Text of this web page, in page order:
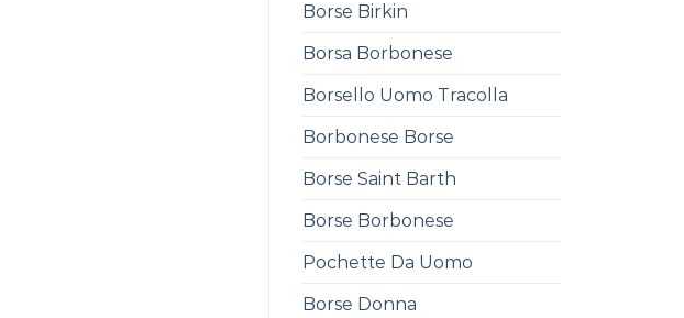
Borse Birkin
Borsa Borbonese
Borsello Uomo Tracolla
Borbonese Borse
Borse Saint Barth
Borse Borbonese
Pochette Da Uomo
Borse Donna